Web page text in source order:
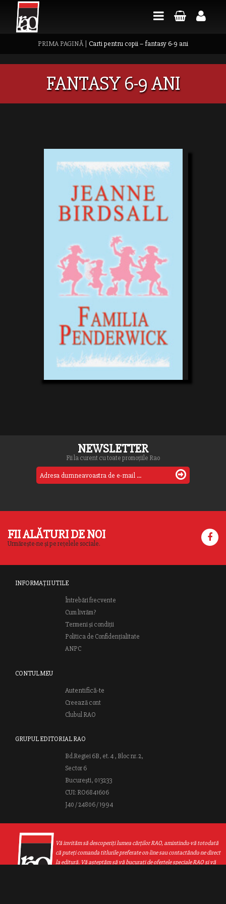
PRIMA PAGINĂ| Carti pentru copii – fantasy 6-9 ani
FANTASY 6-9 ANI
NEWSLETTER
Fii la curent cu toate promoțiile Rao
FII ALĂTURI DE NOI
Urmărește-ne și pe rețelele sociale.
Vă invităm să descoperiţi lumea cărţilor RAO, amintindu-vă totodată
că puteţi comanda titlurile preferate on-line sau contactându-ne direct
la editură. Vă aşteptăm să vă bucuraţi de ofertele speciale RAO şi vă
INFORMAȚII UTILE
Întrebări frecvente
Cum livrăm?
Termeni și condiții
Politica de Confidențialitate
ANPC
CONTUL MEU
Autentifică-te
Creează cont
Clubul RAO
GRUPUL EDITORIAL RAO
Bd.Regiei 6B, et. 4 , Bloc nr. 2,
Sector 6
București, 013233
CUI: RO6841606
J40 / 24806 / 1994